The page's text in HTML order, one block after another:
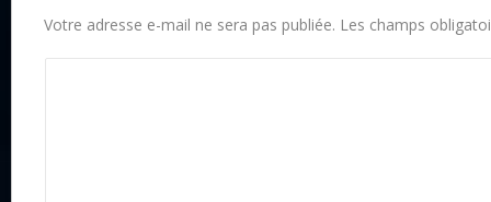
Votre adresse e-mail ne sera pas publiée. Les champs